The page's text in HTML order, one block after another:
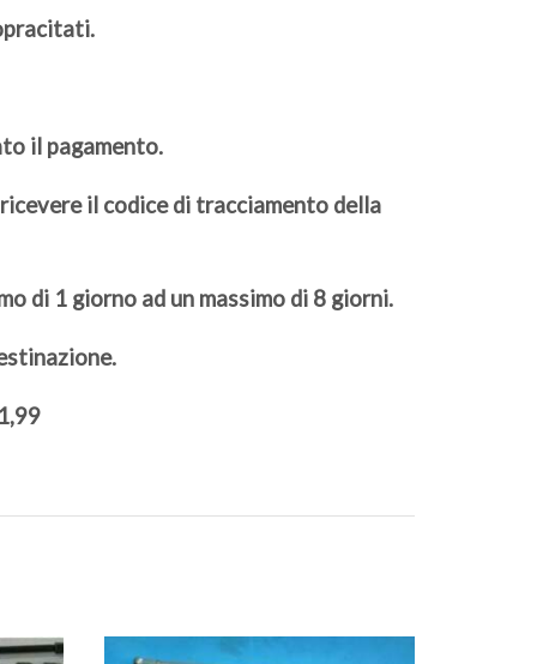
il pagamento.
il codice di tracciamento della
di 1 giorno ad un massimo di 8 giorni.